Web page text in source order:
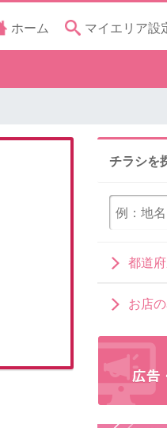
ホーム マイエリア設
チラシを
都道
お店